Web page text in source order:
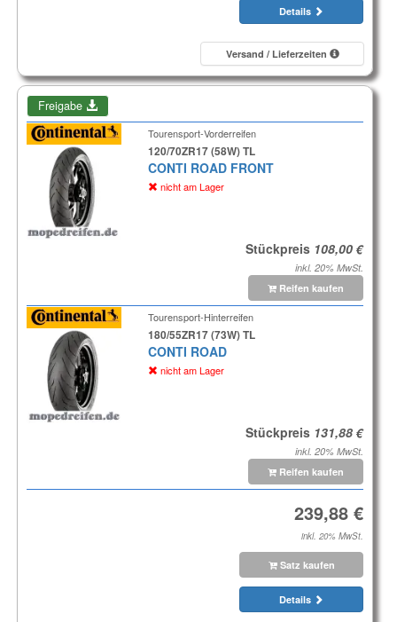
Details
Versand / Lieferzeiten
Freigabe
Tourensport-Vorderreifen
120/70ZR17 (58W) TL
CONTI ROAD FRONT
nicht am Lager
Stückpreis
inkl. 20% MwSt.
Reifen kaufen
Tourensport-Hinterreifen
180/55ZR17 (73W) TL
CONTI ROAD
nicht am Lager
Stückpreis
inkl. 20% MwSt.
Reifen kaufen
inkl. 20% MwSt.
Satz kaufen
Details